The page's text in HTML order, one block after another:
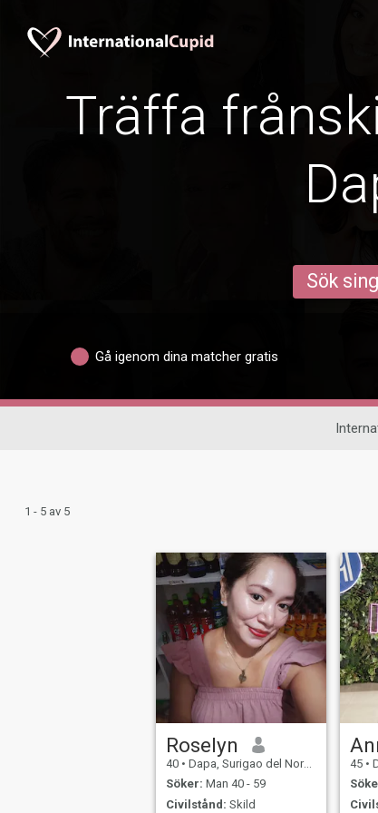
Träffa
Sök
Gå igenom dina matcher gratis
1 - 5 av 5
Roselyn
40 • Dapa, Surigao del Norte, Filippinerna
Söker: Man 40 - 59
Civilstånd: Skild
45 •